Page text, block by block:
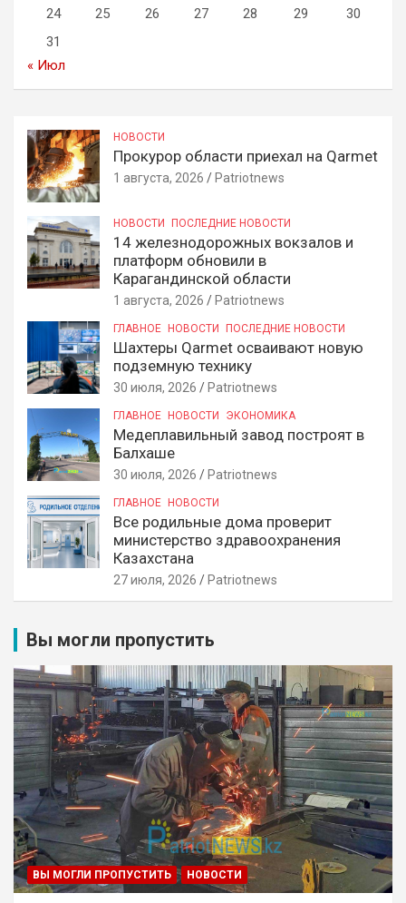
24 25 26 27 28 29
30
31
« Июл
НОВОСТИ
Прокурор области приехал на Qarmet
1 августа, 2026 Patriotnews
НОВОСТИ ПОСЛЕДНИЕ НОВОСТИ
14 железнодорожных вокзалов и
платформ обновили в
Карагандинской области
1 августа, 2026 Patriotnews
ГЛАВНОЕ НОВОСТИ ПОСЛЕДНИЕ НОВОСТИ
Шахтеры Qarmet осваивают новую
подземную технику
30 июля, 2026 Patriotnews
ГЛАВНОЕ НОВОСТИ ЭКОНОМИКА
Медеплавильный завод построят в
Балхаше
30 июля, 2026 Patriotnews
ГЛАВНОЕ НОВОСТИ
Все родильные дома проверит
министерство здравоохранения
Казахстана
27 июля, 2026 Patriotnews
Вы могли пропустить
ВЫ МОГЛИ ПРОПУСТИТЬ НОВОСТИ